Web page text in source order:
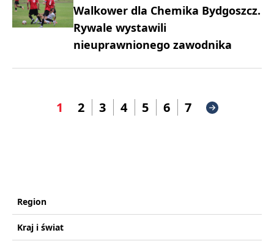
Walkower dla Chemika Bydgoszcz.
Rywale wystawili
nieuprawnionego zawodnika
1 2 3 4 5 6 7
Region
Kraj i świat